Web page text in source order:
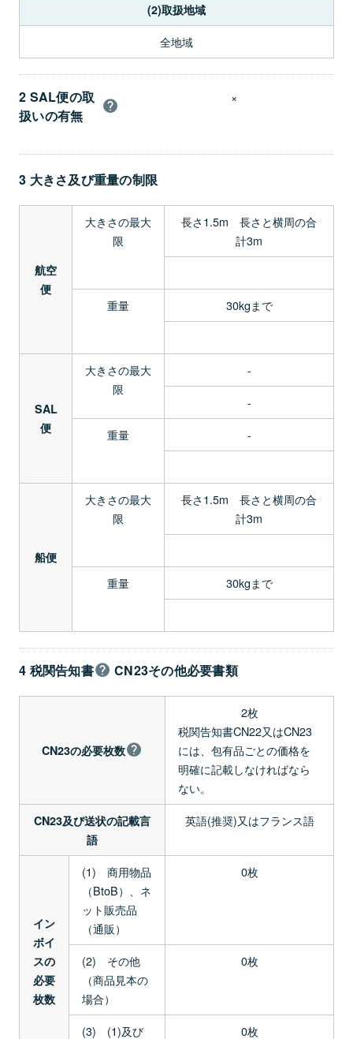
(2)取扱地域
全地域
2 SAL便の取
扱いの有無
×
3 大きさ及び重量の制限
航空
便
大きさの最大
限
長さ1.5m 長さと横周の合
計3m
重量 30kgまで
SAL
便
大きさの最大
限
-
-
重量
-
船便
大きさの最大
限
長さ1.5m 長さと横周の合
計3m
重量 30kgまで
4 税関告知書 CN23その他必要書類
CN23の必要枚数
2枚
税関告知書CN22又はCN23
には、包有品ごとの価格を
明確に記載しなければなら
ない。
CN23及び送状の記載言
語
英語(推奨)又はフランス語
イン
ボイ
スの
必要
枚数
(1) 商用物品
（BtoB）、ネ
ット販売品
（通販）
0枚
(2) その他
（商品見本の
場合）
0枚
(3) (1)及び 0枚